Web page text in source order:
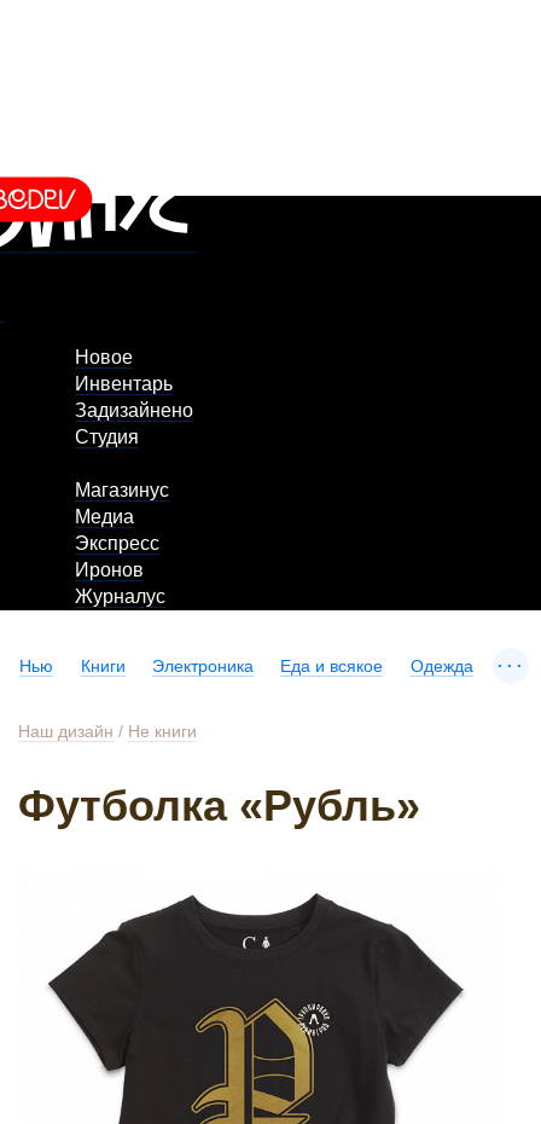
Новое
Инвентарь
Задизайнено
Студия
Магазинус
Медиа
Экспресс
Иронов
Журналус
Нью Книги Электроника Еда и всякое Одежда ...
Наш дизайн / Не книги
Футболка «Рубль»